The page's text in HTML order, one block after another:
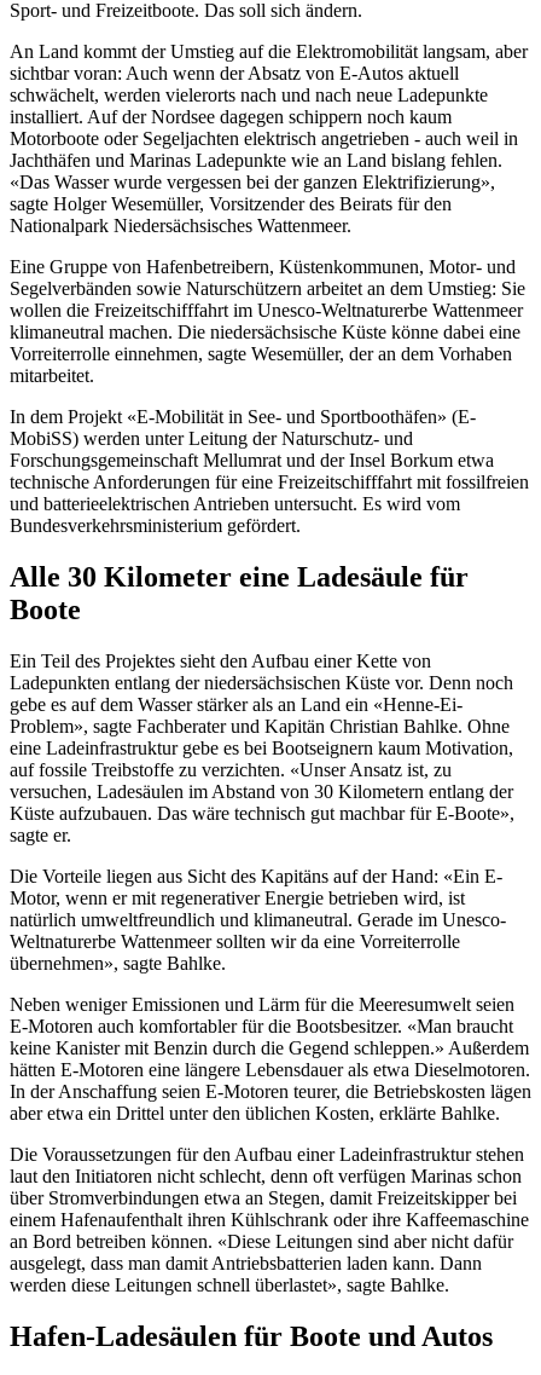
Sport- und Freizeitboote. Das soll sich ändern.
An Land kommt der Umstieg auf die Elektromobilität langsam, aber
sichtbar voran: Auch wenn der Absatz von E-Autos aktuell
schwächelt, werden vielerorts nach und nach neue Ladepunkte
installiert. Auf der Nordsee dagegen schippern noch kaum
Motorboote oder Segeljachten elektrisch angetrieben - auch weil in
Jachthäfen und Marinas Ladepunkte wie an Land bislang fehlen.
«Das Wasser wurde vergessen bei der ganzen Elektrifizierung»,
sagte Holger Wesemüller, Vorsitzender des Beirats für den
Nationalpark Niedersächsisches Wattenmeer.
Eine Gruppe von Hafenbetreibern, Küstenkommunen, Motor- und
Segelverbänden sowie Naturschützern arbeitet an dem Umstieg: Sie
wollen die Freizeitschifffahrt im Unesco-Weltnaturerbe Wattenmeer
klimaneutral machen. Die niedersächsische Küste könne dabei eine
Vorreiterrolle einnehmen, sagte Wesemüller, der an dem Vorhaben
mitarbeitet.
In dem Projekt «E-Mobilität in See- und Sportboothäfen» (E-
MobiSS) werden unter Leitung der Naturschutz- und
Forschungsgemeinschaft Mellumrat und der Insel Borkum etwa
technische Anforderungen für eine Freizeitschifffahrt mit fossilfreien
und batterieelektrischen Antrieben untersucht. Es wird vom
Bundesverkehrsministerium gefördert.
Alle 30 Kilometer eine Ladesäule für
Boote
Ein Teil des Projektes sieht den Aufbau einer Kette von
Ladepunkten entlang der niedersächsischen Küste vor. Denn noch
gebe es auf dem Wasser stärker als an Land ein «Henne-Ei-
Problem», sagte Fachberater und Kapitän Christian Bahlke. Ohne
eine Ladeinfrastruktur gebe es bei Bootseignern kaum Motivation,
auf fossile Treibstoffe zu verzichten. «Unser Ansatz ist, zu
versuchen, Ladesäulen im Abstand von 30 Kilometern entlang der
Küste aufzubauen. Das wäre technisch gut machbar für E-Boote»,
sagte er.
Die Vorteile liegen aus Sicht des Kapitäns auf der Hand: «Ein E-
Motor, wenn er mit regenerativer Energie betrieben wird, ist
natürlich umweltfreundlich und klimaneutral. Gerade im Unesco-
Weltnaturerbe Wattenmeer sollten wir da eine Vorreiterrolle
übernehmen», sagte Bahlke.
Neben weniger Emissionen und Lärm für die Meeresumwelt seien
E-Motoren auch komfortabler für die Bootsbesitzer. «Man braucht
keine Kanister mit Benzin durch die Gegend schleppen.» Außerdem
hätten E-Motoren eine längere Lebensdauer als etwa Dieselmotoren.
In der Anschaffung seien E-Motoren teurer, die Betriebskosten lägen
aber etwa ein Drittel unter den üblichen Kosten, erklärte Bahlke.
Die Voraussetzungen für den Aufbau einer Ladeinfrastruktur stehen
laut den Initiatoren nicht schlecht, denn oft verfügen Marinas schon
über Stromverbindungen etwa an Stegen, damit Freizeitskipper bei
einem Hafenaufenthalt ihren Kühlschrank oder ihre Kaffeemaschine
an Bord betreiben können. «Diese Leitungen sind aber nicht dafür
ausgelegt, dass man damit Antriebsbatterien laden kann. Dann
werden diese Leitungen schnell überlastet», sagte Bahlke.
Hafen-Ladesäulen für Boote und Autos